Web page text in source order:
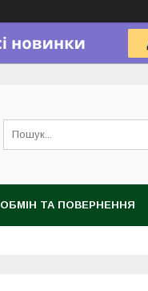
ОБМІН ТА ПОВЕРНЕННЯ